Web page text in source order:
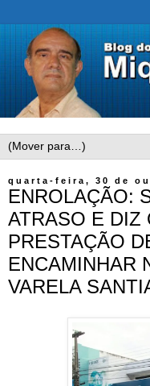
quarta-feira, 30 de
ENROLAÇÃO:
ATRASO E DIZ
PRESTAÇÃO
ENCAMINHAR
VARELA